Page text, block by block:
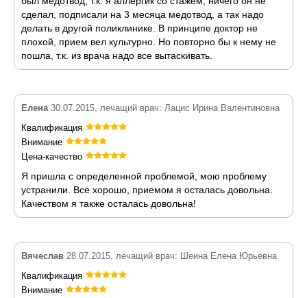
сделал, подписали на 3 месяца медотвод, а так надо
делать в другой поликлинике. В принципе доктор не
плохой, прием вел культурно. Но повторно бы к нему не
пошла, т.к. из врача надо все вытаскивать.
Елена30.07.2015, лечащий врач: Лацис Ирина Валентиновна
Квалификация
Внимание
Цена-качество
Я пришла с определенной проблемой, мою проблему
устранили. Все хорошо, приемом я осталась довольна.
Качеством я также осталась довольна!
Вячеслав 28.07.2015, лечащий врач: Шеина Елена Юрьевна
Квалификация
Внимание